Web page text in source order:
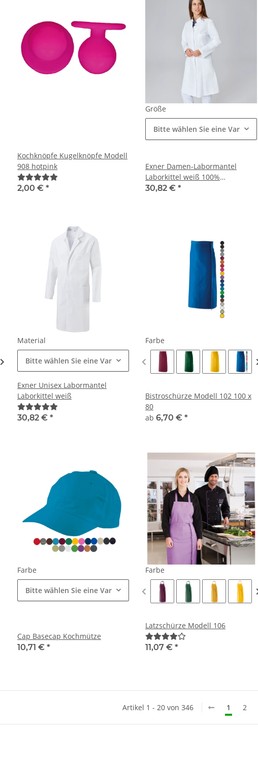
Kochknöpfe Kugelknöpfe Modell
908 hotpink
2,00 € *
Größe
Bitte wählen Sie eine Variation.
Exner Damen-Labormantel
Laborkittel weiß 100%
Baumwolle XS-5XL
30,82 € *
Material
Bitte wählen Sie eine Variation.
Exner Unisex Labormantel
Laborkittel weiß
30,82 € *
Farbe
Bistroschürze Modell 102 100 x
80
ab 6,70 € *
Farbe
Bitte wählen Sie eine Variation.
Cap Basecap Kochmütze
10,71 € *
Farbe
Latzschürze Modell 106
11,07 € *
Artikel 1 - 20 von 346 1 2